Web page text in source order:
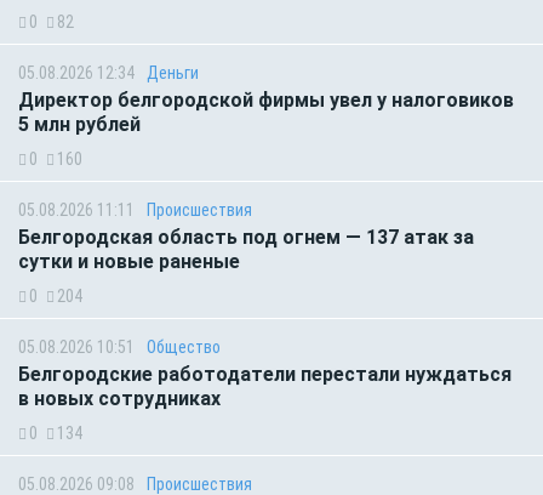
0 82
05.08.2026 12:34 Деньги
Директор белгородской фирмы увел у налоговиков
5 млн рублей
0 160
05.08.2026 11:11 Происшествия
Белгородская область под огнем — 137 атак за
сутки и новые раненые
0 204
05.08.2026 10:51 Общество
Белгородские работодатели перестали нуждаться
в новых сотрудниках
0 134
05.08.2026 09:08 Происшествия